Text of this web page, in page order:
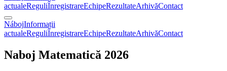
actualeReguliÎnregistrareEchipeRezultateArhivăContact
NábojInformații
actualeReguliÎnregistrareEchipeRezultateArhivăContact
Naboj Matematică 2026